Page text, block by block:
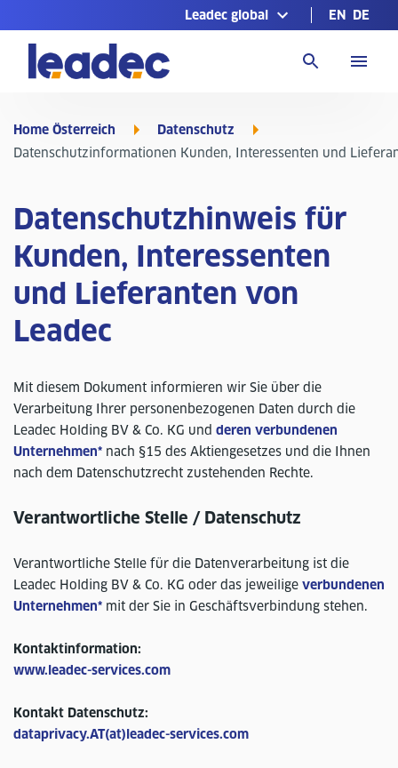
Leadec global EN DE
Zur
Homepage
Home Österreich
Datenschutz
Datenschutzinformationen Kunden, Interessenten und
Datenschutzhinweis für
Kunden, Interessenten
und Lieferanten von
Leadec
Mit diesem Dokument informieren wir Sie über die
Verarbeitung Ihrer personenbezogenen Daten durch die
Leadec Holding BV & Co. KG und deren verbundenen
Unternehmen* nach §15 des Aktiengesetzes und die Ihnen
nach dem Datenschutzrecht zustehenden Rechte.
Verantwortliche Stelle / Datenschutz
Verantwortliche Stelle für die Datenverarbeitung ist die
Leadec Holding BV & Co. KG oder das jeweilige verbundenen
Unternehmen* mit der Sie in Geschäftsverbindung stehen.
Kontaktinformation:
www.leadec-services.com
Kontakt Datenschutz:
dataprivacy.AT(at)leadec-services.com